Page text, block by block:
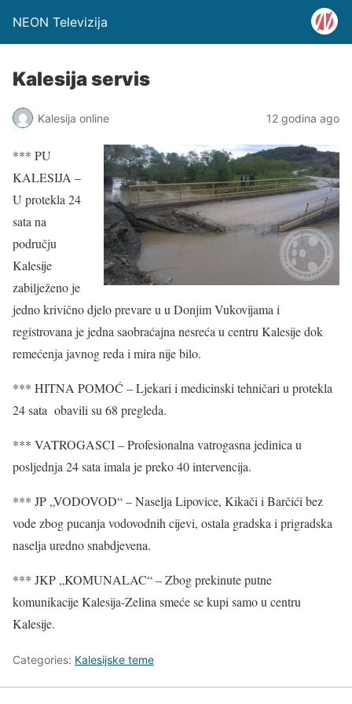
NEON Televizija
Kalesija servis
Kalesija online 12 godina ago
*** PU
KALESIJA –
U protekla 24
sata na
području
Kalesije
zabilježeno je
jedno krivično djelo prevare u u Donjim Vukovijama i
registrovana je jedna saobraćajna nesreća u centru Kalesije dok
remećenja javnog reda i mira nije bilo.
*** HITNA POMOĆ – Ljekari i medicinski tehničari u protekla
24 sata obavili su 68 pregleda.
*** VATROGASCI – Profesionalna vatrogasna jedinica u
posljednja 24 sata imala je preko 40 intervencija.
*** JP „VODOVOD“ – Naselja Lipovice, Kikači i Barčići bez
vode zbog pucanja vodovodnih cijevi, ostala gradska i prigradska
naselja uredno snabdjevena.
*** JKP „KOMUNALAC“ – Zbog prekinute putne
komunikacije Kalesija-Zelina smeće se kupi samo u centru
Kalesije.
Categories: Kalesijske teme